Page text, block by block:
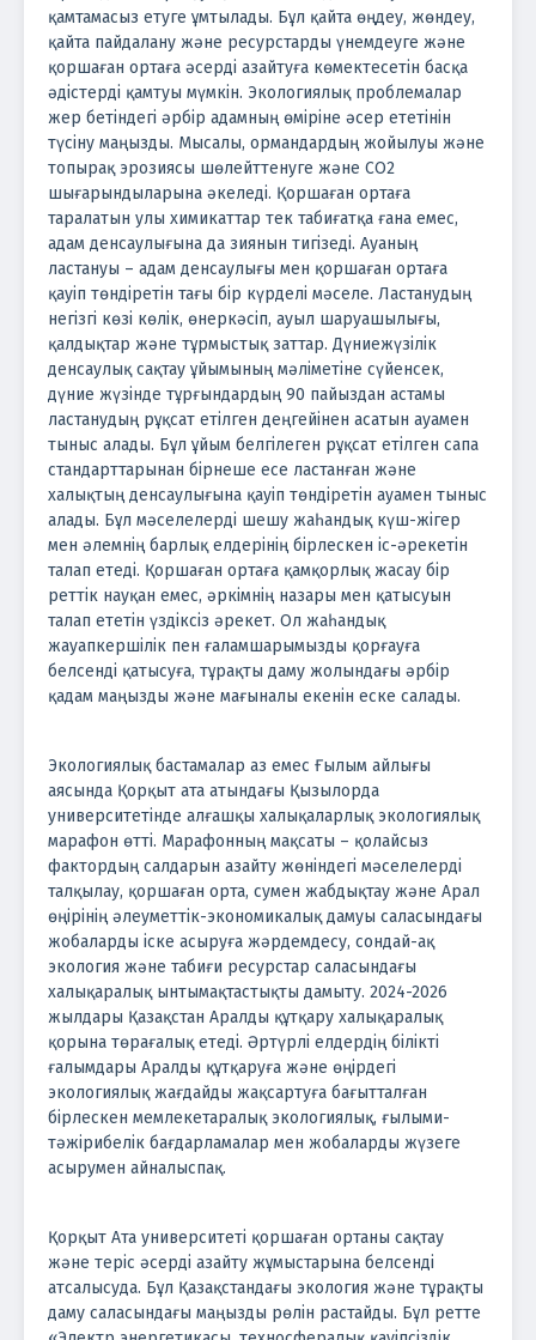
қамтамасыз етуге ұмтылады. Бұл қайта өңдеу, жөндеу,
қайта пайдалану және ресурстарды үнемдеуге және
қоршаған ортаға әсерді азайтуға көмектесетін басқа
әдістерді қамтуы мүмкін. Экологиялық проблемалар
жер бетіндегі әрбір адамның өміріне әсер ететінін
түсіну маңызды. Мысалы, ормандардың жойылуы және
топырақ эрозиясы шөлейттенуге және СО2
шығарындыларына әкеледі. Қоршаған ортаға
таралатын улы химикаттар тек табиғатқа ғана емес,
адам денсаулығына да зиянын тигізеді. Ауаның
ластануы – адам денсаулығы мен қоршаған ортаға
қауіп төндіретін тағы бір күрделі мәселе. Ластанудың
негізгі көзі көлік, өнеркәсіп, ауыл шаруашылығы,
қалдықтар және тұрмыстық заттар. Дүниежүзілік
денсаулық сақтау ұйымының мәліметіне сүйенсек,
дүние жүзінде тұрғындардың 90 пайыздан астамы
ластанудың рұқсат етілген деңгейінен асатын ауамен
тыныс алады. Бұл ұйым белгілеген рұқсат етілген сапа
стандарттарынан бірнеше есе ластанған және
халықтың денсаулығына қауіп төндіретін ауамен тыныс
алады. Бұл мәселелерді шешу жаһандық күш-жігер
мен әлемнің барлық елдерінің бірлескен іс-әрекетін
талап етеді. Қоршаған ортаға қамқорлық жасау бір
реттік науқан емес, әркімнің назары мен қатысуын
талап ететін үздіксіз әрекет. Ол жаһандық
жауапкершілік пен ғаламшарымызды қорғауға
белсенді қатысуға, тұрақты даму жолындағы әрбір
қадам маңызды және мағыналы екенін еске салады.
Экологиялық бастамалар аз емес Ғылым айлығы
аясында Қорқыт ата атындағы Қызылорда
университетінде алғашқы халықаларлық экологиялық
марафон өтті. Марафонның мақсаты – қолайсыз
фактордың салдарын азайту жөніндегі мәселелерді
талқылау, қоршаған орта, сумен жабдықтау және Арал
өңірінің әлеуметтік-экономикалық дамуы саласындағы
жобаларды іске асыруға жәрдемдесу, сондай-ақ
экология және табиғи ресурстар саласындағы
халықаралық ынтымақтастықты дамыту. 2024-2026
жылдары Қазақстан Аралды құтқару халықаралық
қорына төрағалық етеді. Әртүрлі елдердің білікті
ғалымдары Аралды құтқаруға және өңірдегі
экологиялық жағдайды жақсартуға бағытталған
бірлескен мемлекетаралық экологиялық, ғылыми-
тәжірибелік бағдарламалар мен жобаларды жүзеге
асырумен айналыспақ.
Қорқыт Ата университеті қоршаған ортаны сақтау
және теріс әсерді азайту жұмыстарына белсенді
атсалысуда. Бұл Қазақстандағы экология және тұрақты
даму саласындағы маңызды рөлін растайды. Бұл ретте